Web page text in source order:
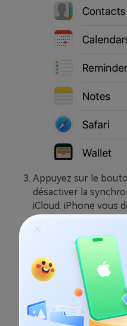
Appuyez sur le
désactiver la
iCloud. iPhone vous
sélection,
iPhone".